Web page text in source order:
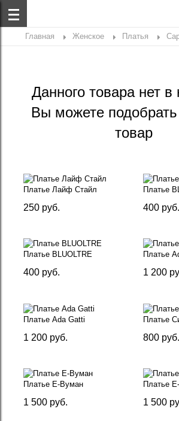
Главная Женское Платья
Данного товара нет в
Вы можете
товар
Платье Лайф Стайл
250 руб.
Платье
400 руб.
Платье BLUOLTRE
400 руб.
Платье
1 200
Платье Ada Gatti
1 200 руб.
Платье
800 руб.
Платье Е-Вуман
1 500 руб.
Платье
1 500